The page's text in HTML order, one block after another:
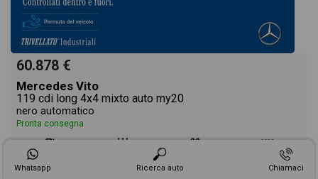
60.878 €
Mercedes Vito
119 cdi long 4x4 mixto auto my20
nero automatico
Pronta consegna
Whatsapp
Ricerca auto Chiamaci